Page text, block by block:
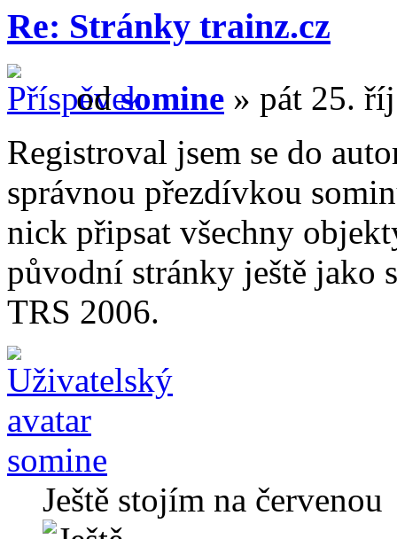
Re: Stránky trainz.cz
odsomine » pát 25.
Registroval jsem se do
správnou přezdívkou
nick připsat všechny
původní stránky ještě jako
TRS 2006.
somine
Ještě stojím na červenou